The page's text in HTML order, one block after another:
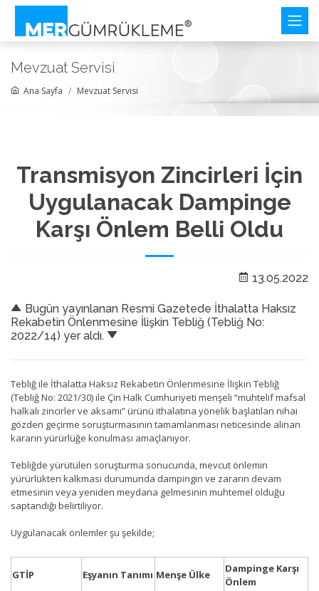
Mevzuat Servisi
Ana Sayfa Mevzuat Servisi
Transmisyon Zincirleri İçin
Uygulanacak Dampinge
Karşı Önlem Belli Oldu
13.05.2022
Bugün yayınlanan Resmi Gazetede İthalatta Haksız
Rekabetin Önlenmesine İlişkin Tebliğ (Tebliğ No:
2022/14) yer aldı.
Tebliğ ile İthalatta Haksız Rekabetin Önlenmesine İlişkin Tebliğ
(Tebliğ No: 2021/30) ile Çin Halk Cumhuriyeti menşeli “muhtelif mafsal
halkalı zincirler ve aksamı” ürünü ithalatına yönelik başlatılan nihai
gözden geçirme soruşturmasının tamamlanması neticesinde alınan
kararın yürürlüğe konulması amaçlanıyor.
Tebliğde yürütülen soruşturma sonucunda, mevcut önlemin
yürürlükten kalkması durumunda dampingin ve zararın devam
etmesinin veya yeniden meydana gelmesinin muhtemel olduğu
saptandığı belirtiliyor.
Uygulanacak önlemler şu şekilde;
GTİP Eşyanın Tanımı Menşe Ülke
Dampinge Karşı
Önlem